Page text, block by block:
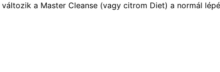
a Master Cleanse (vagy citrom Diet) a normál